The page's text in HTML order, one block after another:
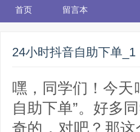
首页 留言本
24小时抖音自助下单_1
嘿，同学们！今天
自助下单”。好多
奇的，对吧？那